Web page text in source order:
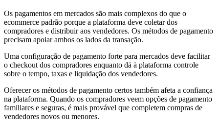
Os pagamentos em mercados são mais complexos do que o
ecommerce padrão porque a plataforma deve coletar dos
compradores e distribuir aos vendedores. Os métodos de pagamento
precisam apoiar ambos os lados da transação.
Uma configuração de pagamento forte para mercados deve facilitar
o checkout dos compradores enquanto dá à plataforma controle
sobre o tempo, taxas e liquidação dos vendedores.
Oferecer os métodos de pagamento certos também afeta a confiança
na plataforma. Quando os compradores veem opções de pagamento
familiares e seguras, é mais provável que completem compras de
vendedores novos ou menores.